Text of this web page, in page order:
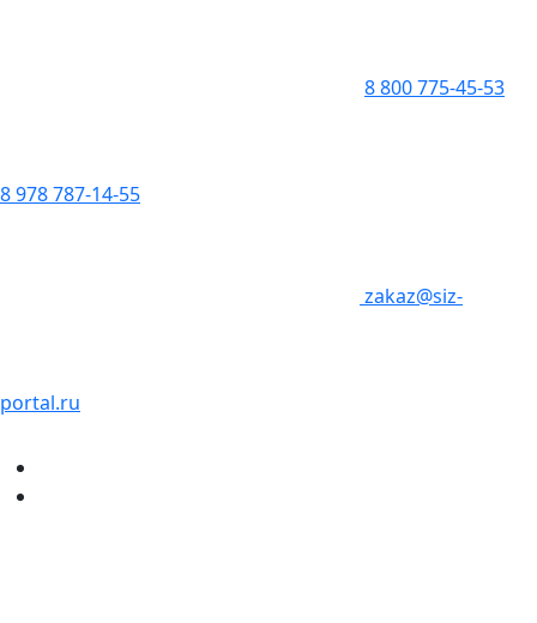
8 800 775-45-53
8 978 787-14-55
zakaz@siz-
portal.ru